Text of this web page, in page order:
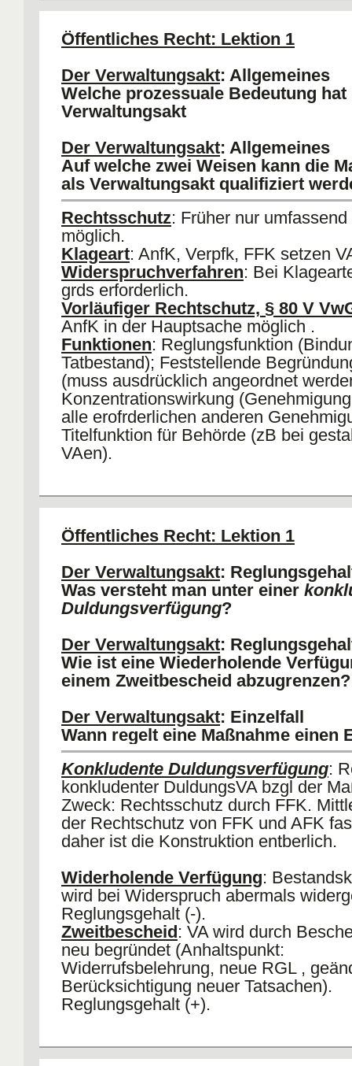
Zweitbescheid
5) eines Einzelfalls
: (+), wenn
individuell.
Probleme
: a) Abgrenzung zu
Allgemeinverfügungen
6) mit unmittelbarer Außenwirkung:
der Maßnahme trifft unmittelbar und
eine außerhalb der Verwaltung
Probleme:Sonderstatusverhältnisse
Schüler usw.)
Öffentliches Recht: Lektion 1
Der Verwaltungsakt: Allgemeines
Welche prozessuale Bedeutung hat
Verwaltungsakt
Der Verwaltungsakt: Allgemeines
Auf welche zwei Weisen kann die
als Verwaltungsakt qualifiziert
Rechtsschutz: Früher nur
möglich.
Klageart: AnfK, Verpfk, FFK setzen
Widerspruchverfahren: Bei
grds erforderlich.
Vorläufiger Rechtschutz, § 80 V
AnfK in der Hauptsache möglich .
Funktionen: Reglungsfunktion
Tatbestand); Feststellende
(muss ausdrücklich angeordnet
Konzentrationswirkung
alle erofrderlichen anderen
Titelfunktion für Behörde (zB bei
VAen).
durch VA handeln und gibt dies
erkennen. VA gemäß § 35 VwVfG (+).
Qualifikation nach Inhalt der
Behörde erlässt inhaltlichen VA nach
Problem: Widerspruchsbehörde
VA als VA.
a) BVerG: VA (+), wenn
Nicht- VA ergeht. Folge: §§ 79 I Nr 1,
I 1 VwGO.
b) AA: Rechtcharakter kann nicht
anderer Behörden bestimmt werden
gegen Art 19 IV GG).
Öffentliches Recht: Lektion 1
Der Verwaltungsakt:
Was versteht man unter einer
Duldungsverfügung?
Der Verwaltungsakt:
Wie ist eine Wiederholende
einem Zweitbescheid abzugrenzen?
Der Verwaltungsakt: Einzelfall
Wann regelt eine Maßnahme einen
Konkludente Duldungsverfügung:
konkludenter DuldungsVA bzgl der
Zweck: Rechtsschutz durch FFK.
der Rechtschutz von FFK und AFK
daher ist die Konstruktion entberlich.
Widerholende Verfügung:
wird bei Widerspruch abermals
Reglungsgehalt (-).
Zweitbescheid: VA wird durch
neu begründet (Anhaltspunkt:
Widerrufsbelehrung, neue RGL ,
Berücksichtigung neuer Tatsachen).
Reglungsgehalt (+).
Sachverhalt/
konkret